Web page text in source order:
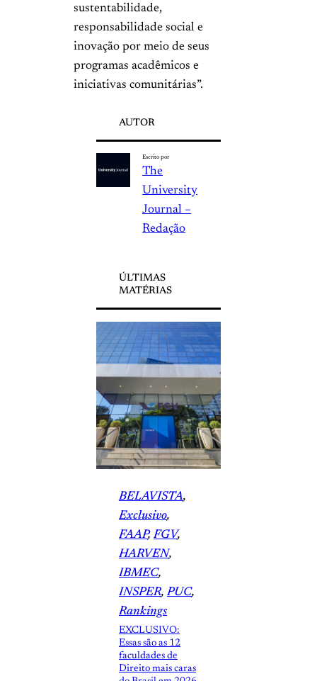
sustentabilidade,
responsabilidade social e
inovação por meio de seus
programas acadêmicos e
iniciativas comunitárias”.
AUTOR
Escrito por
The
University
Journal –
Redação
ÚLTIMAS
MATÉRIAS
BELAVISTA
Exclusivo
FAAP, FGV
HARVEN
IBMEC
INSPER, PUC
Rankings
EXCLUSIVO:
Essas são as 12
faculdades de
Direito mais caras